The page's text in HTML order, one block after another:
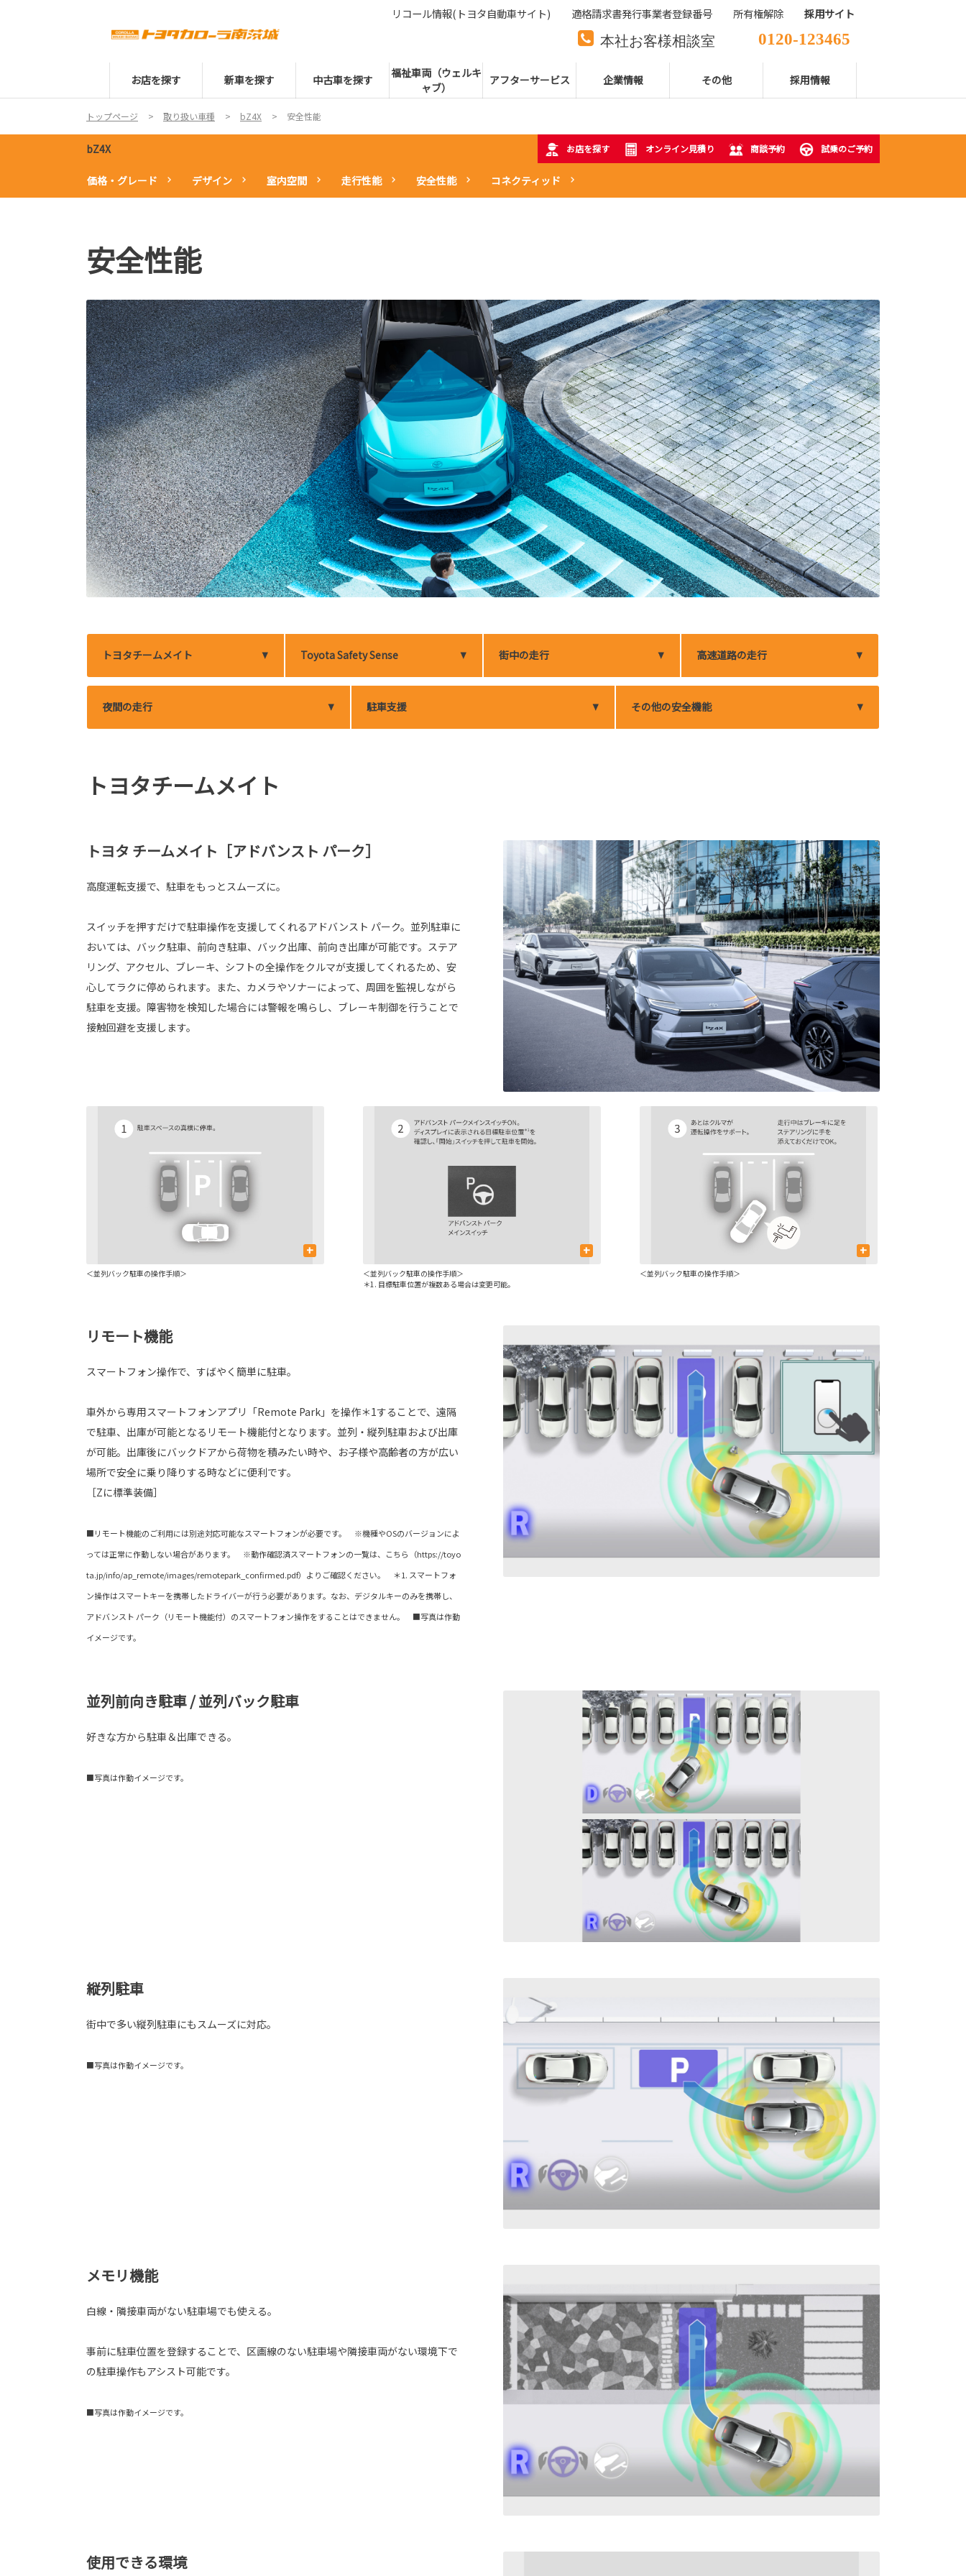
本社お客様相談室 0120-123465
本社代表電話番号 029-850-2111
お店を探す 新車を探す 中古車を探す
福祉車両（ウェルキ
ャブ）
アフターサービス 企業情報 その他 採用情報
リコール情報(トヨタ自動車サイト) 適格請求書発行事業者登録番号 所有権解除 採用サイト
トップページ 取り扱い車種 bZ4X 安全性能
bZ4X お店を探す オンライン見積り 商談予約 試乗のご予約
価格・グレード デザイン 室内空間 走行性能 安全性能 コネクティッド
安全性能
トヨタチームメイト Toyota Safety Sense 街中の走行 高速道路の走行
夜間の走行 駐車支援 その他の安全機能
トヨタチームメイト
トヨタ チームメイト［アドバンスト パーク］
高度運転支援で、駐車をもっとスムーズに。
スイッチを押すだけで駐車操作を支援してくれるアドバンスト パーク。並列駐車に
おいては、バック駐車、前向き駐車、バック出庫、前向き出庫が可能です。ステア
リング、アクセル、ブレーキ、シフトの全操作をクルマが支援してくれるため、安
心してラクに停められます。また、カメラやソナーによって、周囲を監視しながら
駐車を支援。障害物を検知した場合には警報を鳴らし、ブレーキ制御を行うことで
接触回避を支援します。
+
＜並列バック駐車の操作手順＞
+
＜並列バック駐車の操作手順＞
＊1. 目標駐車位置が複数ある場合は変更可能。
+
＜並列バック駐車の操作手順＞
リモート機能
スマートフォン操作で、すばやく簡単に駐車。
車外から専用スマートフォンアプリ「Remote Park」を操作＊1することで、遠隔
で駐車、出庫が可能となるリモート機能付となります。並列・縦列駐車および出庫
が可能。出庫後にバックドアから荷物を積みたい時や、お子様や高齢者の方が広い
場所で安全に乗り降りする時などに便利です。
［Zに標準装備］
■リモート機能のご利用には別途対応可能なスマートフォンが必要です。 ※機種やOSのバージョンによ
っては正常に作動しない場合があります。 ※動作確認済スマートフォンの一覧は、こちら（https://toyo
ta.jp/info/ap_remote/images/remotepark_confirmed.pdf）よりご確認ください。 ＊1. スマートフォ
ン操作はスマートキーを携帯したドライバーが行う必要があります。なお、デジタルキーのみを携帯し、
アドバンスト パーク（リモート機能付）のスマートフォン操作をすることはできません。 ■写真は作動
イメージです。
並列前向き駐車 / 並列バック駐車
好きな方から駐車＆出庫できる。
■写真は作動イメージです。
縦列駐車
街中で多い縦列駐車にもスムーズに対応。
■写真は作動イメージです。
メモリ機能
白線・隣接車両がない駐車場でも使える。
事前に駐車位置を登録することで、区画線のない駐車場や隣接車両がない環境下で
の駐車操作もアシスト可能です。
■写真は作動イメージです。
使用できる環境